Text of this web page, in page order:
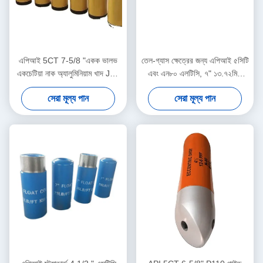
এপিআই 5CT 7-5/8 "একক ভালভ
একচেটিয়া নাক অ্যালুমিনিয়াম খাদ J55
BTC সঙ্গে ভাসমান জুতা
সেরা মূল্য পান
তেল-গ্যাস ক্ষেত্রের জন্য এপিআই ৫সিটি
এবং এন৮০ এলটিসি, ৭" ১৩.৭২মিমি
অ্যালুমিনিয়াম অ্যালয় ডাবল ভালভ ফ্লোট
শু ও কলার
সেরা মূল্য পান